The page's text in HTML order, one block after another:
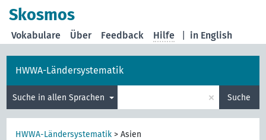
Skosmos
in English
Vokabulare Über Feedback Hilfe
HWWA-Ländersystematik
Suche in allen Sprachen × Suche
HWWA-Ländersystematik >Asien